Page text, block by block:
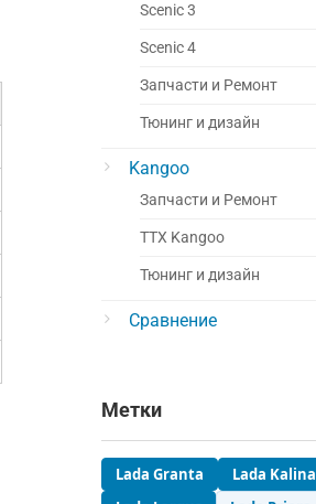
Scenic 3
Scenic 4
Запчасти и Ремонт
Тюнинг и дизайн
Kangoo
Запчасти и Ремонт
ТТХ Kangoo
Тюнинг и дизайн
Сравнение
Метки
Lada Granta
Lada Kalina